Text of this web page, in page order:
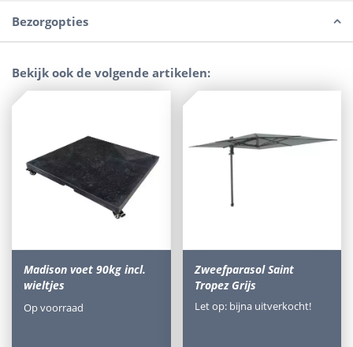
Bezorgopties
Bekijk ook de volgende artikelen:
Madison voet 90kg incl.
wieltjes
Op voorraad
Zweefparasol Saint
Tropez Grijs
Let op: bijna uitverkocht!